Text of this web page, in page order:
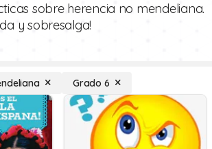
sobre herencia no mendeliana.
y sobresalga!
Grado 6